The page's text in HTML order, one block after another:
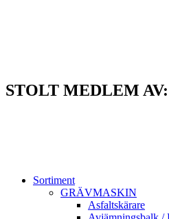
STOLT MEDLEM AV:
Sortiment
GRÄV­MASKIN
Asfalt­skärare